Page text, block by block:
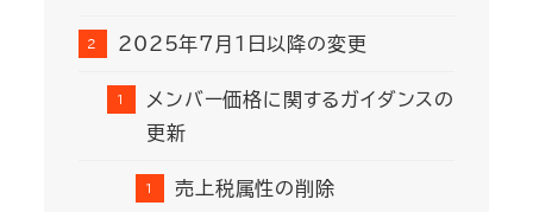
2025年7月1日以降の変更
メンバー価格に関するガイダンスの
更新
売上税属性の削除